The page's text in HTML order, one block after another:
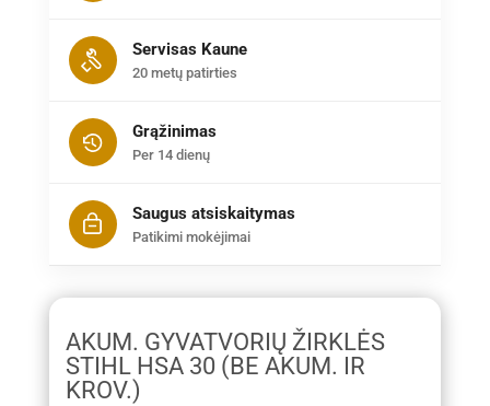
Servisas Kaune
20 metų patirties
Grąžinimas
Per 14 dienų
Saugus atsiskaitymas
Patikimi mokėjimai
AKUM. GYVATVORIŲ ŽIRKLĖS
STIHL HSA 30 (BE AKUM. IR
KROV.)